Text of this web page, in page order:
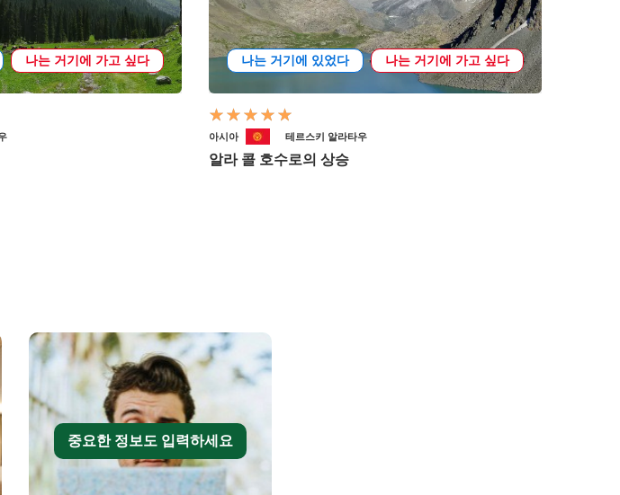
나는 거기에 가고 싶다 나는 거기에 있었다 나는 거기에 가고 싶다
아시아 테르스키 알라타우
알라 콜 호수로의 상승
중요한 정보도 입력하세요